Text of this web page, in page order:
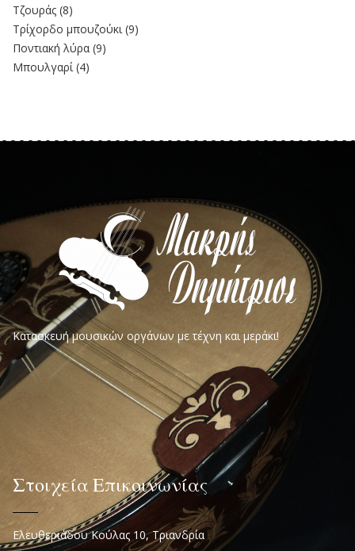
Τζουράς (8)
Τρίχορδο μπουζούκι (9)
Ποντιακή λύρα (9)
Μπουλγαρί (4)
Κατασκευή μουσικών οργάνων με τέχνη και μεράκι!
Στοιχεία Επικοινωνίας
Ελευθεριάδου Κούλας 10, Τριανδρία